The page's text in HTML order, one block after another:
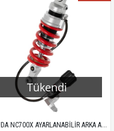
Tükendi
HONDA NC700X AYARLANABİLİR ARKA AMORTİSÖR